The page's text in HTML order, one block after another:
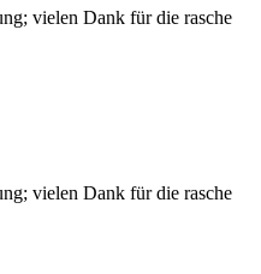
vielen Dank für die rasche
vielen Dank für die rasche